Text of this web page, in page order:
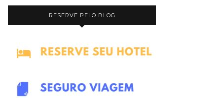
RESERVE PELO BLOG